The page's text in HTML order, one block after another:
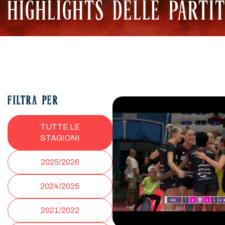
HIGHLIGHTS DELLE
FILTRA PER
TUTTE LE
STAGIONI
2025/2026
2024/2025
2021/2022